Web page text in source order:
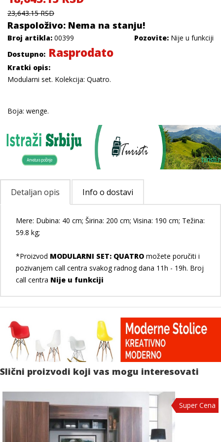
23,643.15 RSD
Raspoloživo: Nema na stanju!
Broj artikla: 00399 Pozovite: Nije u funkciji
Dostupno: Rasprodato
Kratki opis:
Modularni set. Kolekcija: Quatro.
Boja: wenge.
Detaljan opis Info o dostavi
Mere: Dubina: 40 cm; Širina: 200 cm; Visina: 190 cm; Težina:
59.8 kg;
*Proizvod MODULARNI SET: QUATRO možete poručiti i
pozivanjem call centra svakog radnog dana 11h - 19h. Broj
call centra Nije u funkciji
Slični proizvodi koji vas mogu interesovati
Super Cena